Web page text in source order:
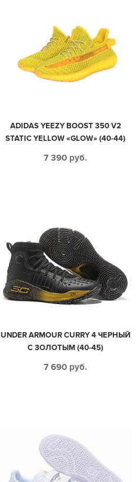
ADIDAS YEEZY BOOST 350 V2
STATIC YELLOW «GLOW» (40-44)
7 390 руб.
UNDER ARMOUR CURRY 4 ЧЕРНЫЙ
С ЗОЛОТЫМ (40-45)
7 690 руб.